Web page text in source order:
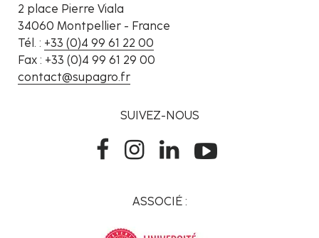
2 place Pierre Viala
34060 Montpellier - France
Tél. : +33 (0)4 99 61 22 00
Fax : +33 (0)4 99 61 29 00
contact@supagro.fr
SUIVEZ-NOUS
ASSOCIÉ :